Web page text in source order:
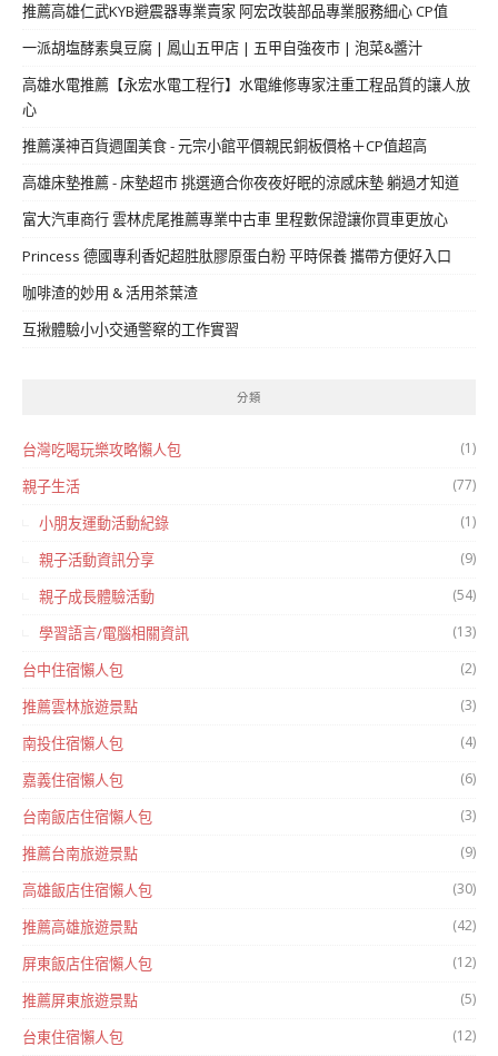
推薦高雄仁武KYB避震器專業賣家 阿宏改裝部品專業服務細心 CP值
一派胡塩酵素臭豆腐 | 鳳山五甲店 | 五甲自強夜市 | 泡菜&醬汁
高雄水電推薦【永宏水電工程行】水電維修專家注重工程品質的讓人放
心
推薦漢神百貨週圍美食 - 元宗小館平價親民銅板價格＋CP值超高
高雄床墊推薦 - 床墊超市 挑選適合你夜夜好眠的涼感床墊 躺過才知道
富大汽車商行 雲林虎尾推薦專業中古車 里程數保證讓你買車更放心
Princess 德國專利香妃超胜肽膠原蛋白粉 平時保養 攜帶方便好入口
咖啡渣的妙用 & 活用茶葉渣
互揪體驗小小交通警察的工作實習
分類
台灣吃喝玩樂攻略懶人包 (1)
親子生活 (77)
小朋友運動活動紀錄 (1)
親子活動資訊分享 (9)
親子成長體驗活動 (54)
學習語言/電腦相關資訊 (13)
台中住宿懶人包 (2)
推薦雲林旅遊景點 (3)
南投住宿懶人包 (4)
嘉義住宿懶人包 (6)
台南飯店住宿懶人包 (3)
推薦台南旅遊景點 (9)
高雄飯店住宿懶人包 (30)
推薦高雄旅遊景點 (42)
屏東飯店住宿懶人包 (12)
推薦屏東旅遊景點 (5)
台東住宿懶人包 (12)